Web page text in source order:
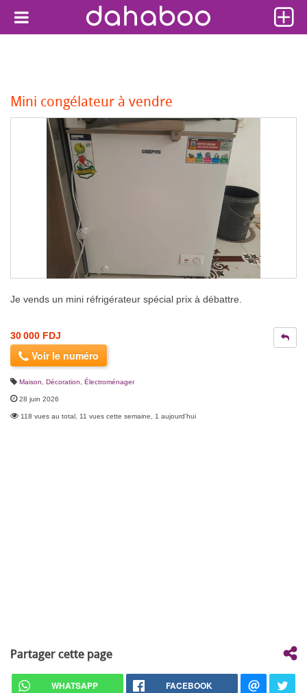
Mini congélateur à vendre
Je vends un mini réfrigérateur spécial prix à débattre.
30 000 FDJ
Voir le numéro
Maison, Décoration Électroménager
28 juin 2026
118 vues au total, 11 vues cette semaine, 1 aujourd'hui
Partager cette page
WHATSAPP FACEBOOK